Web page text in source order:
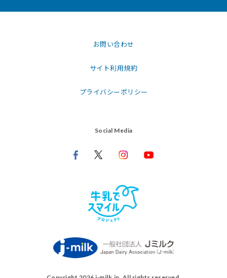
お問い合わせ
サイト利用規約
プライバシーポリシー
Social Media